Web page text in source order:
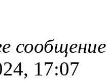
17:07